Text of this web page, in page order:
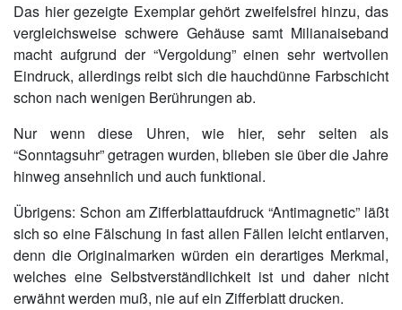
Das hier gezeigte Exemplar gehört zweifelsfrei hinzu, das
vergleichsweise schwere Gehäuse samt Milianaiseband
macht aufgrund der “Vergoldung” einen sehr wertvollen
Eindruck, allerdings reibt sich die hauchdünne Farbschicht
schon nach wenigen Berührungen ab.
Nur wenn diese Uhren, wie hier, sehr selten als
“Sonntagsuhr” getragen wurden, blieben sie über die Jahre
hinweg ansehnlich und auch funktional.
Übrigens: Schon am Zifferblattaufdruck “Antimagnetic” läßt
sich so eine Fälschung in fast allen Fällen leicht entlarven,
denn die Originalmarken würden ein derartiges Merkmal,
welches eine Selbstverständlichkeit ist und daher nicht
erwähnt werden muß, nie auf ein Zifferblatt drucken.